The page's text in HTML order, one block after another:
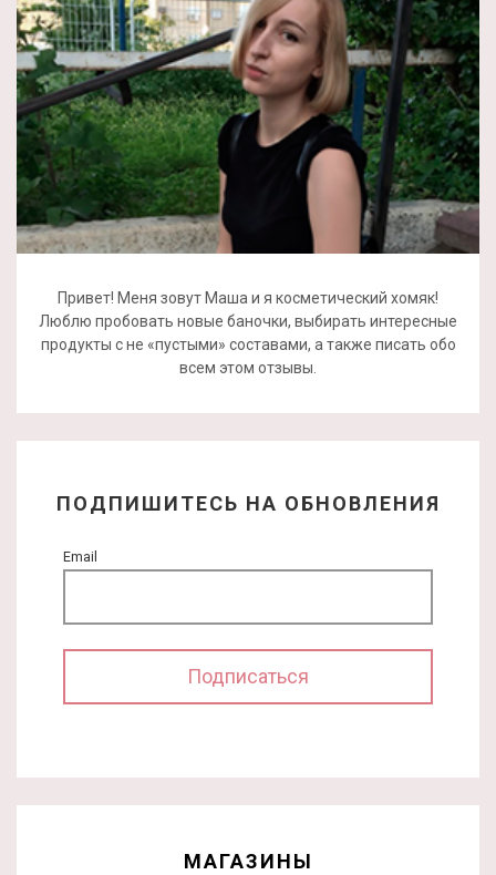
Привет! Меня зовут Маша и я косметический хомяк!
Люблю пробовать новые баночки, выбирать интересные
продукты с не «пустыми» составами, а также писать обо
всем этом отзывы.
ПОДПИШИТЕСЬ НА ОБНОВЛЕНИЯ
Email
МАГАЗИНЫ